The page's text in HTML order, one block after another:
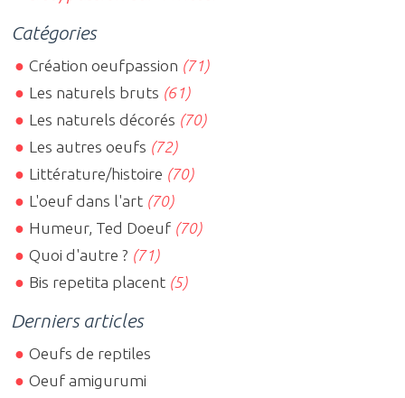
Catégories
Création oeufpassion (71)
Les naturels bruts (61)
Les naturels décorés (70)
Les autres oeufs (72)
Littérature/histoire (70)
L'oeuf dans l'art (70)
Humeur, Ted Doeuf (70)
Quoi d'autre ? (71)
Bis repetita placent (5)
Derniers articles
Oeufs de reptiles
Oeuf amigurumi